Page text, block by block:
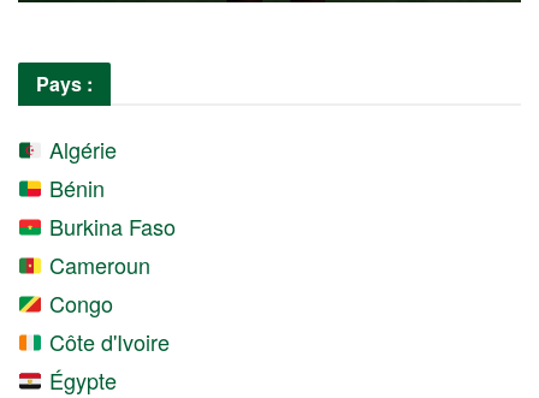
Pays :
Algérie
Bénin
Burkina Faso
Cameroun
Congo
Côte d'Ivoire
Égypte